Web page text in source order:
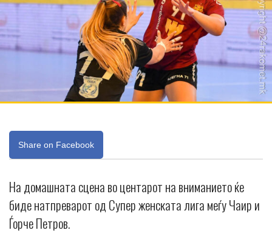
Share on Facebook
На домашната сцена во центарот на вниманието ќе
биде натпреварот од Супер женската лига меѓу Чаир и
Ѓорче Петров.